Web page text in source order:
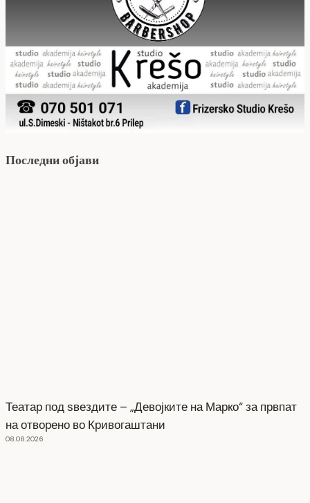
Последни објави
Театар под ѕвездите – „Девојките на Марко“ за првпат
на отворено во Кривогаштани
08.08.2026